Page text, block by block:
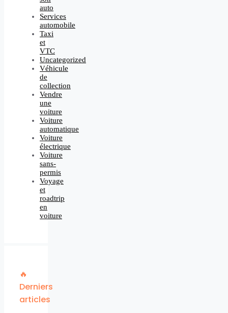
auto
Services
automobile
Taxi
et
VTC
Uncategorized
Véhicule
de
collection
Vendre
une
voiture
Voiture
automatique
Voiture
électrique
Voiture
sans-
permis
Voyage
et
roadtrip
en
voiture
🔥
Derniers
articles